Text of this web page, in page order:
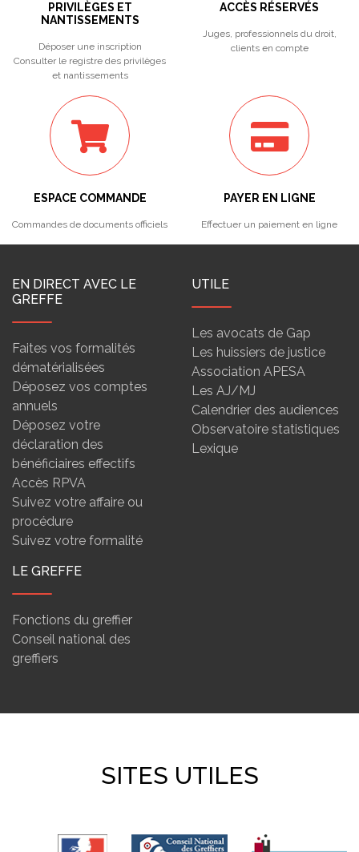
PRIVILÈGES ET
NANTISSEMENTS
Déposer une inscription
Consulter le registre des privilèges
et nantissements
ACCÈS RÉSERVÉS
Juges, professionnels du droit,
clients en compte
ESPACE COMMANDE
Commandes de documents officiels
PAYER EN LIGNE
Effectuer un paiement en ligne
EN DIRECT AVEC LE
GREFFE
Faites vos formalités
dématérialisées
Déposez vos comptes
annuels
Déposez votre
déclaration des
bénéficiaires effectifs
Accès RPVA
Suivez votre affaire ou
procédure
Suivez votre formalité
UTILE
Les avocats de Gap
Les huissiers de justice
Association APESA
Les AJ/MJ
Calendrier des audiences
Observatoire statistiques
Lexique
LE GREFFE
Fonctions du greffier
Conseil national des
greffiers
SITES UTILES